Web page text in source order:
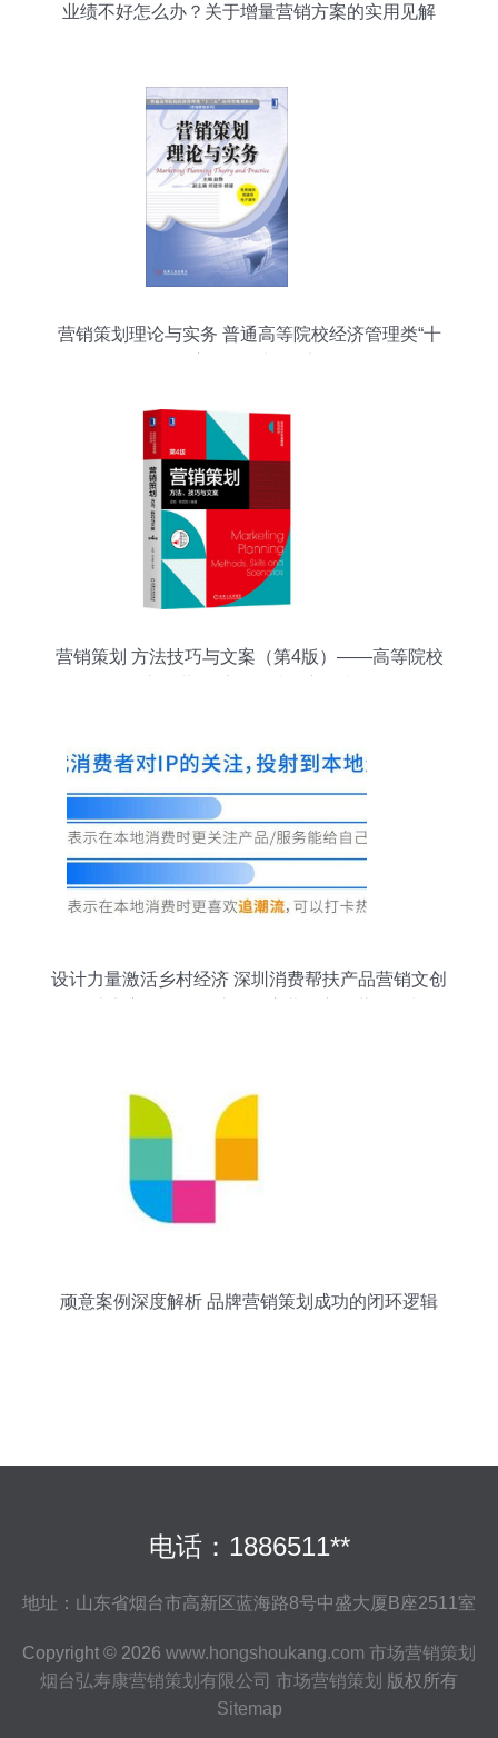
业绩不好怎么办？关于增量营销方案的实用见解
营销策划理论与实务 普通高等院校经济管理类“十
营销策划 方法技巧与文案（第4版）——高等院校
设计力量激活乡村经济 深圳消费帮扶产品营销文创
顽意案例深度解析 品牌营销策划成功的闭环逻辑
电话：1886511**
地址：山东省烟台市高新区蓝海路8号中盛大厦B座2511室
Copyright © 2026 www.hongshoukang.com 市场营销策划
烟台弘寿康营销策划有限公司 市场营销策划 版权所有
Sitemap